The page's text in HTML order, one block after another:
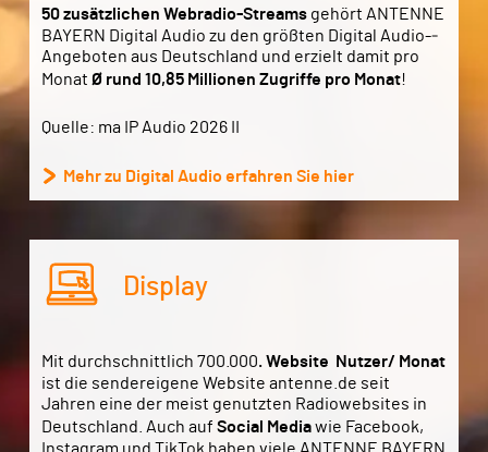
50 zusätzlichen Webradio-Streams gehört ANTENNE
BAYERN Digital Audio zu den größten Digital Audio-­
Angeboten aus Deutschland und erzielt damit pro
Monat Ø rund 10,85 Millionen Zugriffe pro Monat!
Quelle: ma IP Audio 2026 II
Mehr zu Digital Audio erfahren Sie hier
Display
Mit durchschnittlich 700.000. Website Nutzer/ Monat
ist die sendereigene Website antenne.de seit
Jahren eine der meist genutzten Radiowebsites in
Deutschland. Auch auf Social Mediawie Facebook,